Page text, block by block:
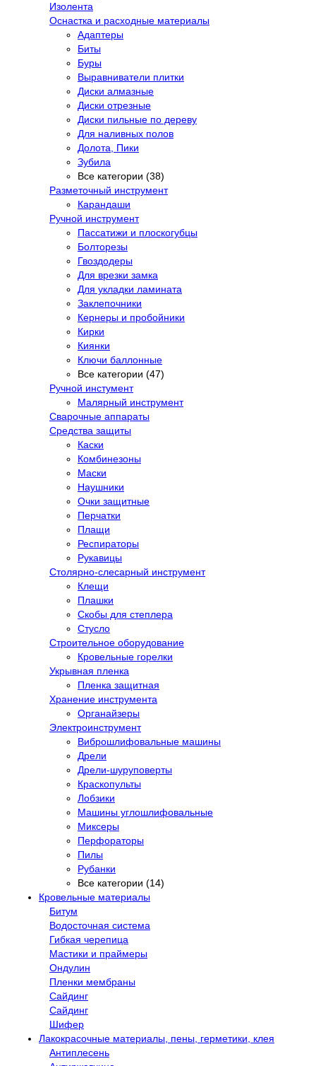
Изолента
Оснастка и расходные материалы
Адаптеры
Биты
Буры
Выравниватели плитки
Диски алмазные
Диски отрезные
Диски пильные по дереву
Для наливных полов
Долота, Пики
Зубила
Все категории (38)
Разметочный инструмент
Карандаши
Ручной инструмент
Пассатижи и плоскогубцы
Болторезы
Гвоздодеры
Для врезки замка
Для укладки ламината
Заклепочники
Кернеры и пробойники
Кирки
Киянки
Ключи баллонные
Все категории (47)
Ручной инстумент
Малярный инструмент
Сварочные аппараты
Средства защиты
Каски
Комбинезоны
Маски
Наушники
Очки защитные
Перчатки
Плащи
Респираторы
Рукавицы
Столярно-слесарный инструмент
Клещи
Плашки
Скобы для степлера
Стусло
Строительное оборудование
Кровельные горелки
Укрывная пленка
Пленка защитная
Хранение инструмента
Органайзеры
Электроинструмент
Виброшлифовальные машины
Дрели
Дрели-шуруповерты
Краскопульты
Лобзики
Машины углошлифовальные
Миксеры
Перфораторы
Пилы
Рубанки
Все категории (14)
Кровельные материалы
Битум
Водосточная система
Гибкая черепица
Мастики и праймеры
Ондулин
Пленки мембраны
Сайдинг
Сайдинг
Шифер
Лакокрасочные материалы, пены, герметики, клея
Антиплесень